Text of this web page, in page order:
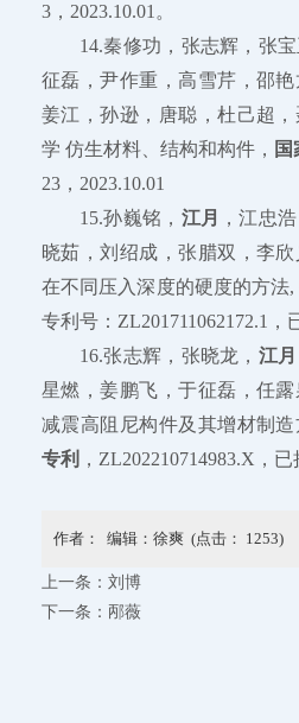
3，2023.10.01。
14.秦修功，张志辉，张
征磊，尹作重，高雪芹，邵艳
姜江，孙逊，唐聪，杜己超
学 仿生材料、结构和构件，
23，2023.10.01
15.孙巍铭， 江月
，江忠
晓茹，刘绍成，张腊双，李
在不同压入深度的硬度的方法,
专利号：ZL201711062172.1，
16.张志辉，张晓龙， 江月
星燃，姜鹏飞，于征磊，任
减震高阻尼构件及其增材制造
专利 ，ZL202210714983.X，已
作者： 编辑：徐爽 (点击： 1253)
上一条： 刘博
下一条： 邴薇